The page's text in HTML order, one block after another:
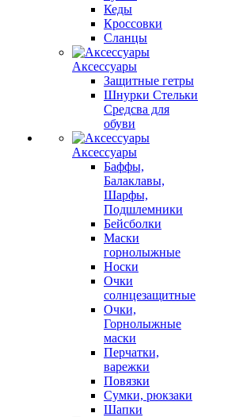
Кеды
Кроссовки
Сланцы
Аксессуары
Защитные гетры
Шнурки Стельки
Средсва для
обуви
Аксессуары
Баффы,
Балаклавы,
Шарфы,
Подшлемники
Бейсболки
Маски
горнолыжные
Носки
Очки
солнцезащитные
Очки,
Горнолыжные
маски
Перчатки,
варежки
Повязки
Сумки, рюкзаки
Шапки